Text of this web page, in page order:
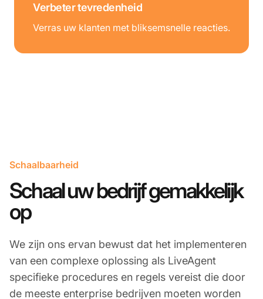
Verbeter tevredenheid
Verras uw klanten met bliksemsnelle reacties.
Schaalbaarheid
Schaal uw bedrijf gemakkelijk
op
We zijn ons ervan bewust dat het implementeren
van een complexe oplossing als LiveAgent
specifieke procedures en regels vereist die door
de meeste enterprise bedrijven moeten worden